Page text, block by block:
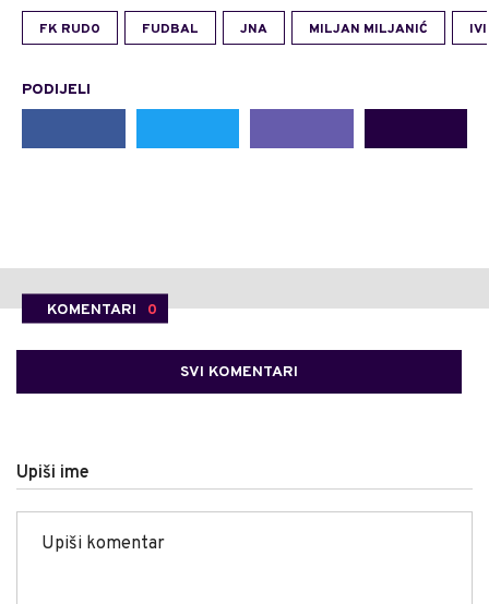
FK RUDO FUDBAL JNA MILJAN MILJANIĆ
PODIJELI
KOMENTARI 0
SVI KOMENTARI
Upiši ime